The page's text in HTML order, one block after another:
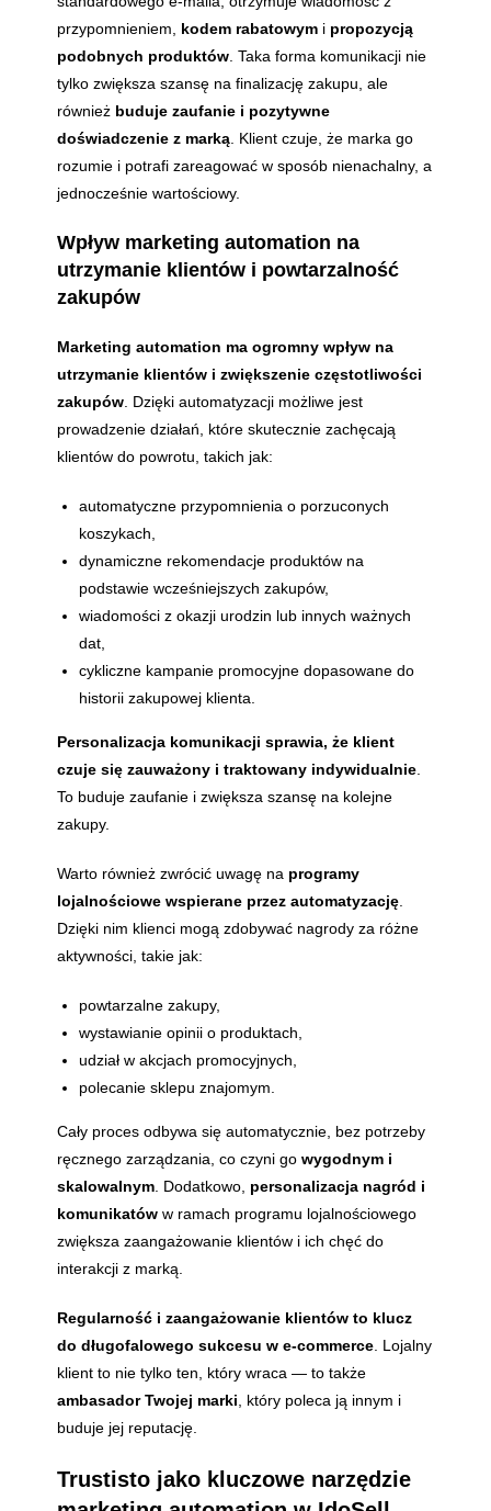
przypomnieniem, kodem rabatowym i propozycją
podobnych produktów . Taka forma komunikacji nie
tylko zwiększa szansę na finalizację zakupu, ale
również buduje zaufanie i pozytywne
doświadczenie z marką . Klient czuje, że marka go
rozumie i potrafi zareagować w sposób nienachalny, a
jednocześnie wartościowy.
Wpływ marketing automation na
utrzymanie klientów i powtarzalność
zakupów
Marketing automation ma ogromny wpływ na
utrzymanie klientów i zwiększenie częstotliwości
zakupów . Dzięki automatyzacji możliwe jest
prowadzenie działań, które skutecznie zachęcają
klientów do powrotu, takich jak:
automatyczne przypomnienia o porzuconych
koszykach,
dynamiczne rekomendacje produktów na
podstawie wcześniejszych zakupów,
wiadomości z okazji urodzin lub innych ważnych
dat,
cykliczne kampanie promocyjne dopasowane do
historii zakupowej klienta.
Personalizacja komunikacji sprawia, że klient
czuje się zauważony i traktowany indywidualnie
To buduje zaufanie i zwiększa szansę na kolejne
zakupy.
Warto również zwrócić uwagę na programy
lojalnościowe wspierane przez automatyzację
Dzięki nim klienci mogą zdobywać nagrody za różne
aktywności, takie jak:
powtarzalne zakupy,
wystawianie opinii o produktach,
udział w akcjach promocyjnych,
polecanie sklepu znajomym.
Cały proces odbywa się automatycznie, bez potrzeby
ręcznego zarządzania, co czyni gowygodnym i
skalowalnym . Dodatkowo, personalizacja nagród i
komunikatów w ramach programu lojalnościowego
zwiększa zaangażowanie klientów i ich chęć do
interakcji z marką.
Regularność i zaangażowanie klientów to klucz
do długofalowego sukcesu w e-commerce . Lojalny
klient to nie tylko ten, który wraca — to także
ambasador Twojej marki , który poleca ją innym i
buduje jej reputację.
Trustisto jako kluczowe narzędzie